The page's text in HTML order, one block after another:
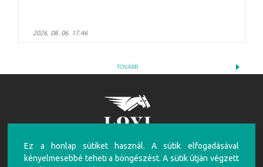
2026. 08. 06. 17:46
TOVÁBB
FIGYELEM!
A túlzásba vitt szerencsejáték ártalmas, mentálhigiénés problémákat, illetve függőséget
Ez a honlap sütiket használ. A sütik elfogadásával
kényelmesebbé teheti a böngészést. A sütik útján végzett